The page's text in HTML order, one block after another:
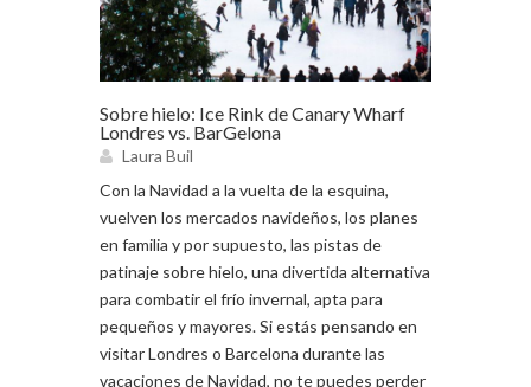
Sobre hielo: Ice Rink de Canary Wharf
Londres vs. BarGelona
Laura Buil
Con la Navidad a la vuelta de la esquina,
vuelven los mercados navideños, los planes
en familia y por supuesto, las pistas de
patinaje sobre hielo, una divertida alternativa
para combatir el frío invernal, apta para
pequeños y mayores. Si estás pensando en
visitar Londres o Barcelona durante las
vacaciones de Navidad, no te puedes perder